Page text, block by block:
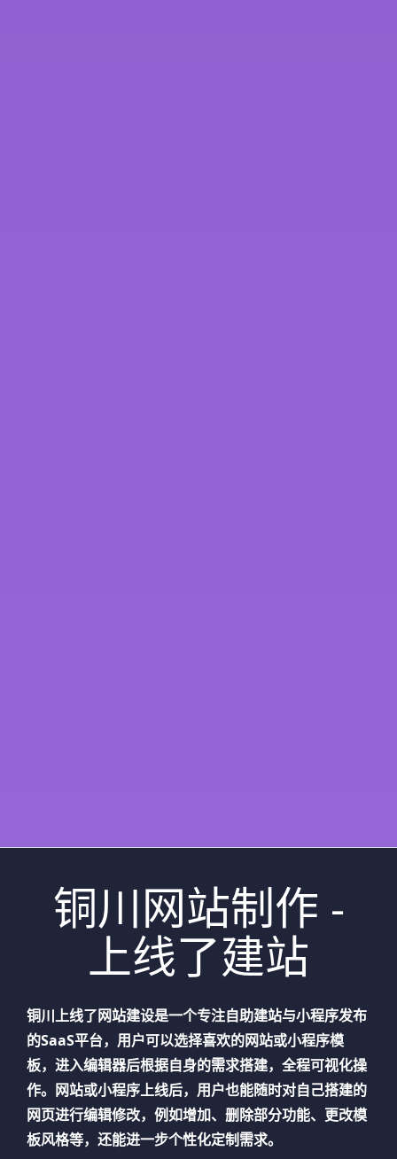
铜川网站制作 -
上线了建站
铜川上线了网站建设是一个专注自助建站与小程序发布
的SaaS平台，用户可以选择喜欢的网站或小程序模
板，进入编辑器后根据自身的需求搭建，全程可视化操
作。网站或小程序上线后，用户也能随时对自己搭建的
网页进行编辑修改，例如增加、删除部分功能、更改模
板风格等，还能进一步个性化定制需求。